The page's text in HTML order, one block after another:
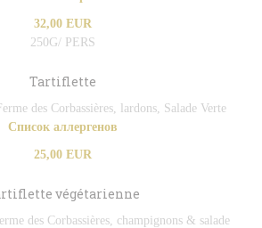
32,00 EUR
250G/ PERS
Tartiflette
des Corbassières, lardons, Salade Verte
Список аллергенов
25,00 EUR
végétarienne
des Corbassières, champignons & salade